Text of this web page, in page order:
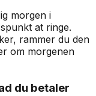
morgen i
at ringe.
rammer du den
om morgenen
du betaler